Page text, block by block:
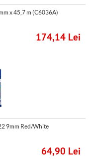
x 45,7 m (C6036A)
174,14 Lei
9mm Red/White
64,90 Lei